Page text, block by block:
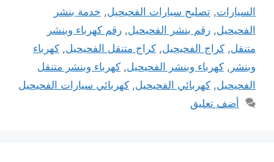
السيارات, تصليح سيارات الفحيحيل, خدمة بنشر
الفحيحيل, رقم بنشر الفحيحيل, رقم كهرباء وبنشر
متنقل, كراج الفحيحيل, كراج متنقل الفحيحيل, كهرباء
وبنشر , كهرباء وبنشر الفحيحيل, كهرباء وبنشر متنقل
الفحيحيل, كهربائي الفحيحيل, كهربائي سيارات الفحيحيل
أضف تعليق